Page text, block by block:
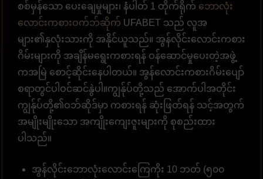
စစ်မှန်သော ပေးချေမှုများ၊ နံပါတ် 1 တိုက်ရိုက် ဘောလုံး
လောင်းကစားဝက်ဘ်ဆိုက် UFABET သည် လူအ
များ၏နှလုံးသားကို အနိုင်ယူသည်။ အွန်လိုင်းလောင်းကစား
ဂိမ်းများကို အချိန်မရွေးကစားရန် ဝန်ဆောင်မှုပေးတဲ့အဖွဲ့
ကအမြဲ စောင့်ဆိုင်းနေပါတယ်။ အွန်လောင်းကစားဂိမ်းပျော်
စရာတွင်ပါဝင်ဆင်နွဲပါ။ကျွန်ုပ်တို့သည် အောက်ပါအတိုင်း
ကျွန်ုပ်တို့၏ဝဘ်ဆိုဒ်မှာ ကစားရန် ဆုံးဖြတ်ရန် သင့်အတွက်
အမျိုးမျိုးသော အကျိုးကျေးဇူးများကို စုစည်းထား
ပါသည်။
အွန်လိုင်းဘောလုံးလောင်းကြေကိုး 10 ဘတ် (၅၀၀